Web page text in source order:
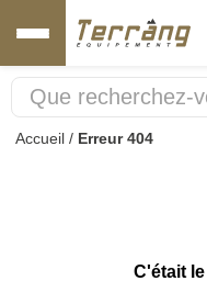
Accueil / Erreur 404
C'était